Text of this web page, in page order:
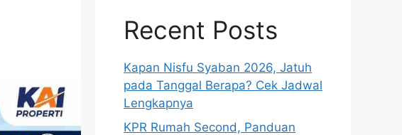
Recent Posts
Kapan Nisfu Syaban 2026, Jatuh
pada Tanggal Berapa? Cek Jadwal
Lengkapnya
KPR Rumah Second, Panduan